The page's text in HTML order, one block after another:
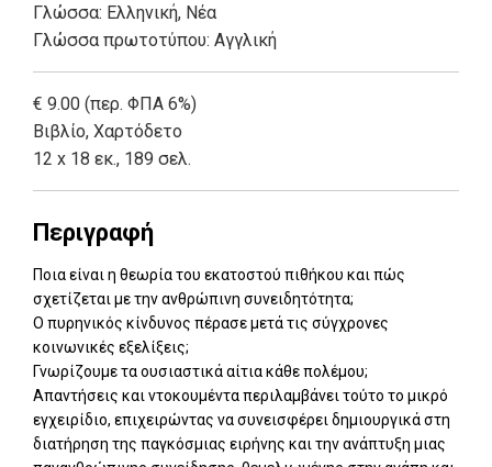
Γλώσσα: Ελληνική, Νέα
Γλώσσα πρωτοτύπου: Αγγλική
€ 9.00 (περ. ΦΠΑ 6%)
Βιβλίο, Χαρτόδετο
12 x 18 εκ., 189 σελ.
Περιγραφή
Ποια είναι η θεωρία του εκατοστού πιθήκου και πώς
σχετίζεται με την ανθρώπινη συνειδητότητα;
Ο πυρηνικός κίνδυνος πέρασε μετά τις σύγχρονες
κοινωνικές εξελίξεις;
Γνωρίζουμε τα ουσιαστικά αίτια κάθε πολέμου;
Απαντήσεις και ντοκουμέντα περιλαμβάνει τούτο το μικρό
εγχειρίδιο, επιχειρώντας να συνεισφέρει δημιουργικά στη
διατήρηση της παγκόσμιας ειρήνης και την ανάπτυξη μιας